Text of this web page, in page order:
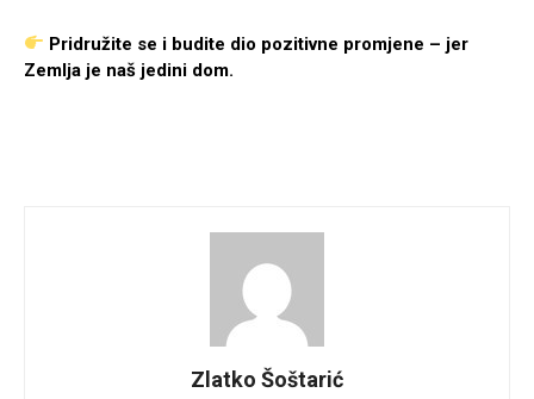
Pridružite se i budite dio pozitivne promjene – jer
Zemlja je naš jedini dom.
Zlatko Šoštarić